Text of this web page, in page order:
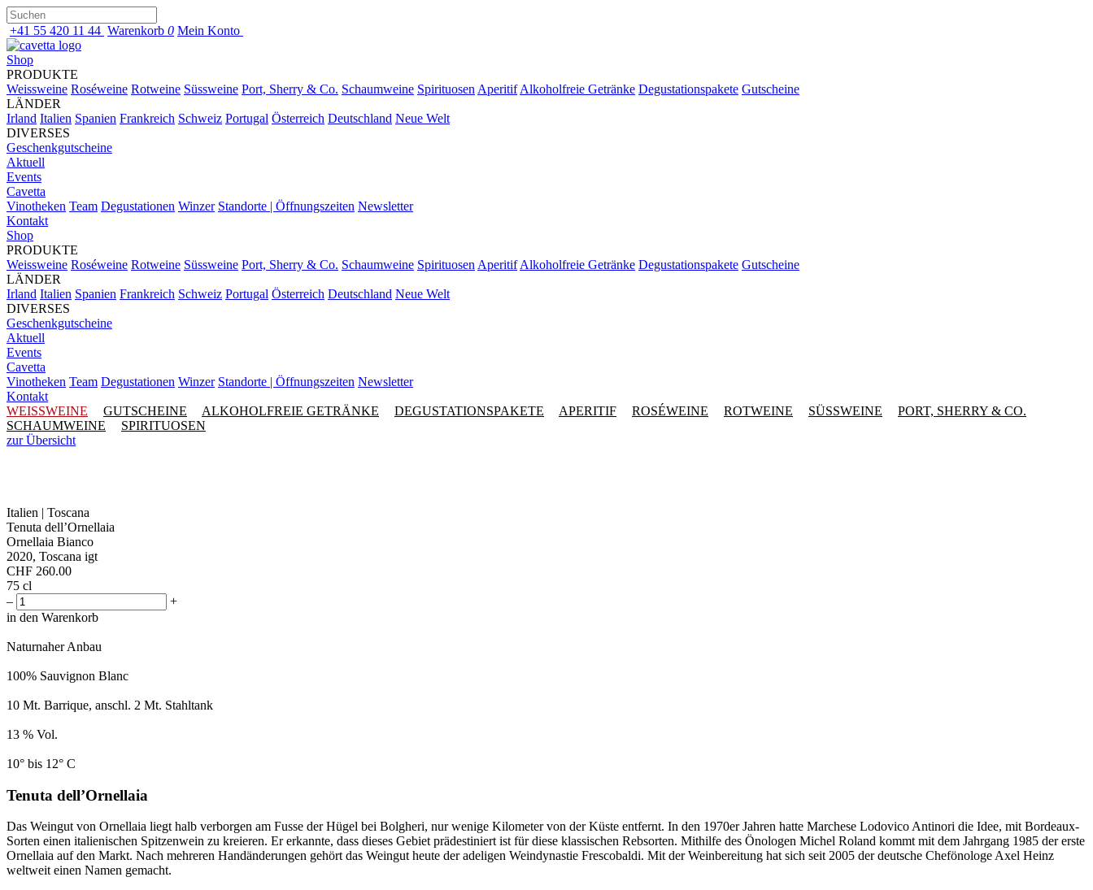
+41 55 420 11 44 Warenkorb 0 Mein Konto
Shop
PRODUKTE
Weissweine Roséweine Rotweine Süssweine Port, Sherry & Co. Schaumweine Spirituosen Aperitif Alkoholfreie Getränke Degustationspakete Gutscheine
LÄNDER
Irland Italien Spanien Frankreich Schweiz Portugal Österreich Deutschland Neue Welt
DIVERSES
Geschenkgutscheine
Aktuell
Events
Cavetta
Vinotheken Team Degustationen Winzer Standorte | Öffnungszeiten Newsletter
Kontakt
Shop
PRODUKTE
Weissweine Roséweine Rotweine Süssweine Port, Sherry & Co. Schaumweine Spirituosen Aperitif Alkoholfreie Getränke Degustationspakete Gutscheine
LÄNDER
Irland Italien Spanien Frankreich Schweiz Portugal Österreich Deutschland Neue Welt
DIVERSES
Geschenkgutscheine
Aktuell
Events
Cavetta
Vinotheken Team Degustationen Winzer Standorte | Öffnungszeiten Newsletter
Kontakt
WEISSWEINE
GUTSCHEINE ALKOHOLFREIE GETRÄNKE DEGUSTATIONSPAKETE APERITIF ROSÉWEINE ROTWEINE SÜSSWEINE
PORT, SHERRY & CO.
SCHAUMWEINE
SPIRITUOSEN
zur Übersicht
Italien | Toscana
Tenuta dell’Ornellaia
Ornellaia Bianco
2020, Toscana igt
CHF 260.00
75 cl
–
+
in den Warenkorb
Naturnaher Anbau
100% Sauvignon Blanc
10 Mt. Barrique, anschl. 2 Mt. Stahltank
13 % Vol.
10° bis 12° C
Tenuta dell’Ornellaia
Das Weingut von Ornellaia liegt halb verborgen am Fusse der Hügel bei Bolgheri, nur wenige Kilometer von der Küste entfernt. In den 1970er Jahren hatte Marchese Lodovico Antinori die Idee, mit Bordeaux-
Sorten einen italienischen Spitzenwein zu kreieren. Er erkannte, dass dieses Gebiet prädestiniert ist für diese klassischen Rebsorten. Mithilfe des Önologen Michel Roland kommt mit dem Jahrgang 1985 der erste
Ornellaia auf den Markt. Nach mehreren Handänderungen gehört das Weingut heute der adeligen Weindynastie Frescobaldi. Mit der Weinbereitung hat sich seit 2005 der deutsche Chefönologe Axel Heinz
weltweit einen Namen gemacht.